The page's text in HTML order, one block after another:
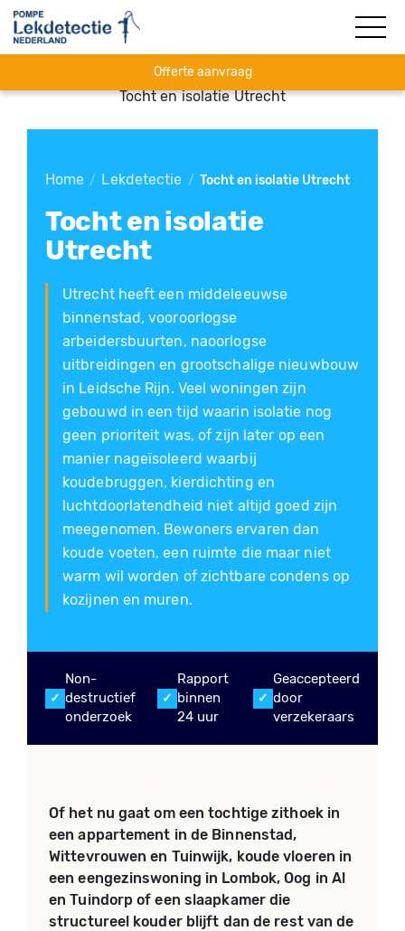
Offerte aanvraag
Tocht en isolatie Utrecht
Home / Lekdetectie / Tocht en isolatie Utrecht
Tocht en isolatie
Utrecht
Utrecht heeft een middeleeuwse
binnenstad, vooroorlogse
arbeidersbuurten, naoorlogse
uitbreidingen en grootschalige nieuwbouw
in Leidsche Rijn. Veel woningen zijn
gebouwd in een tijd waarin isolatie nog
geen prioriteit was, of zijn later op een
manier nageïsoleerd waarbij
koudebruggen, kierdichting en
luchtdoorlatendheid niet altijd goed zijn
meegenomen. Bewoners ervaren dan
koude voeten, een ruimte die maar niet
warm wil worden of zichtbare condens op
kozijnen en muren.
Non-
destructief
onderzoek
Rapport
binnen
24 uur
Geaccepteerd
door
verzekeraars
Of het nu gaat om een tochtige zithoek in
een appartement in de Binnenstad,
Wittevrouwen en Tuinwijk, koude vloeren in
een eengezinswoning in Lombok, Oog in Al
en Tuindorp of een slaapkamer die
structureel kouder blijft dan de rest van de